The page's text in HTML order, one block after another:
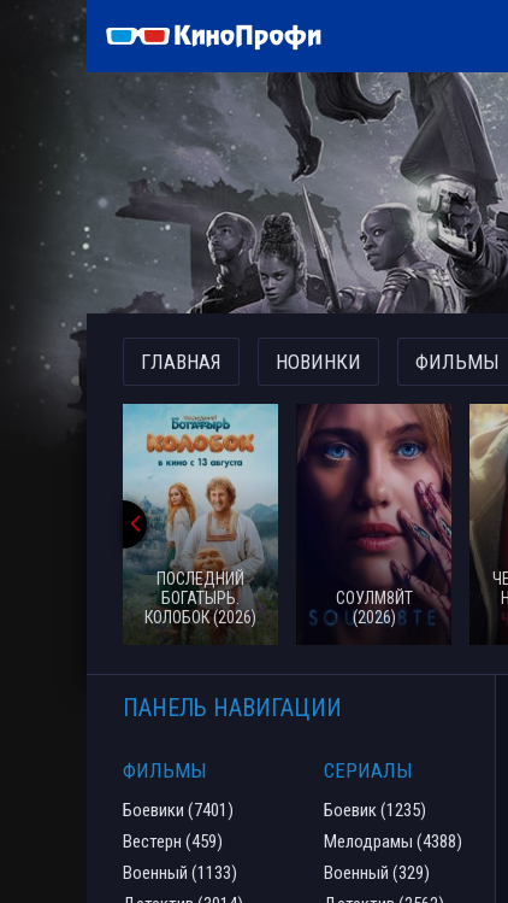
ГЛАВНАЯ НОВИНКИ ФИЛЬМЫ
ПОСЛЕДНИЙ
БОГАТЫРЬ.
КОЛОБОК (2026)
СОУЛМ8ЙТ
(2026)
ПАНЕЛЬ НАВИГАЦИИ
ФИЛЬМЫ
Боевики (7401)
Вестерн (459)
Военный (1133)
СЕРИАЛЫ
Боевик (1235)
Мелодрамы (4388)
Военный (329)